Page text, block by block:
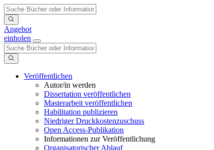
Angebot
einholen
Veröffentlichen
Autor/in werden
Dissertation veröffentlichen
Masterarbeit veröffentlichen
Habilitation publizieren
Niedriger Druckkostenzuschuss
Open Access-Publikation
Informationen zur Veröffentlichung
Organisatorischer Ablauf